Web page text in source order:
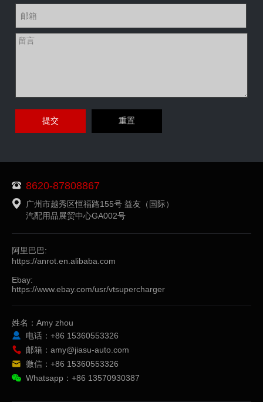
8620-87808867
广州市越秀区恒福路155号 益友（国际）
汽配用品展贸中心GA002号
阿里巴巴:
https://anrot.en.alibaba.com
Ebay:
https://www.ebay.com/usr/vtsupercharger
姓名：Amy zhou
电话：+86 15360553326
邮箱：amy@jiasu-auto.com
微信：+86 15360553326
Whatsapp：+86 13570930387